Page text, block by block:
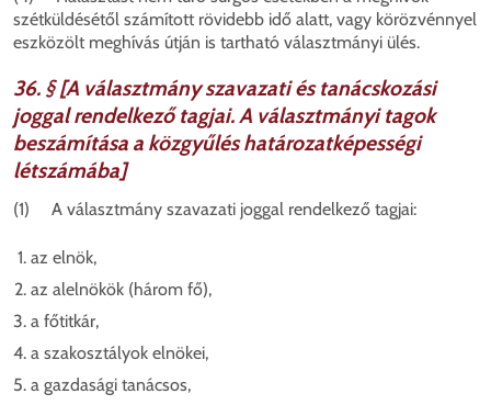
szétküldésétől számított rövidebb idő alatt, vagy körözvénnyel
eszközölt meghívás útján is tartható választmányi ülés.
36. § [A választmány szavazati és tanácskozási
joggal rendelkező tagjai. A választmányi tagok
beszámítása a közgyűlés határozatképességi
létszámába]
(1) A választmány szavazati joggal rendelkező tagjai:
az elnök,
az alelnökök (három fő),
a főtitkár,
a szakosztályok elnökei,
a gazdasági tanácsos,